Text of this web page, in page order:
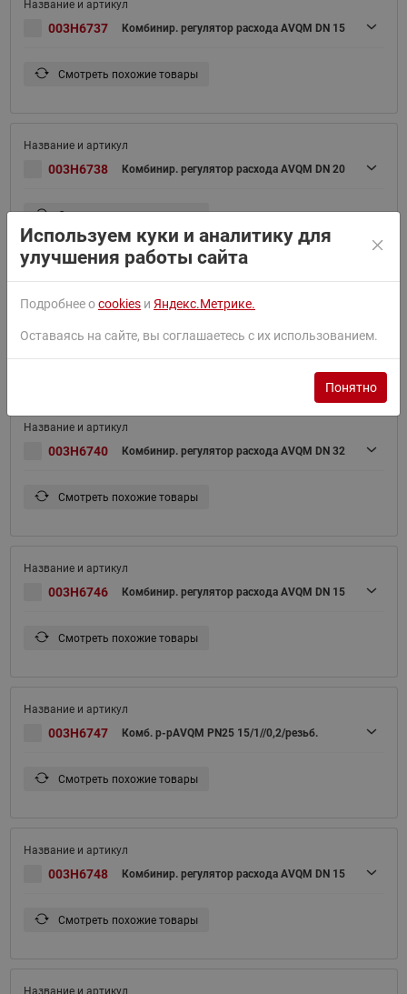
003H6737 Комбинир. регулятор расхода AVQM DN 15
Смотреть похожие товары
003H6738 Комбинир. регулятор расхода AVQM DN 20
Смотреть похожие товары
003H6739 Комбинир. регулятор расхода AVQM DN 25
Смотреть похожие товары
003H6740 Комбинир. регулятор расхода AVQM DN 32
Смотреть похожие товары
003H6746 Комбинир. регулятор расхода AVQM DN 15
Смотреть похожие товары
003H6747 Комб. р-рAVQM PN25 15/1//0,2/резьб.
Смотреть похожие товары
003H6748 Комбинир. регулятор расхода AVQM DN 15
Смотреть похожие товары
Используем куки и аналитику для
улучшения работы сайта
Подробнее оcookies и Яндекс.Метрике.
Оставаясь на сайте, вы соглашаетесь с их использованием.
Понятно